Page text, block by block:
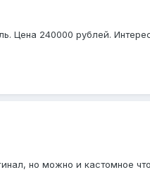
Цена 240000 рублей.
но можно и кастомное